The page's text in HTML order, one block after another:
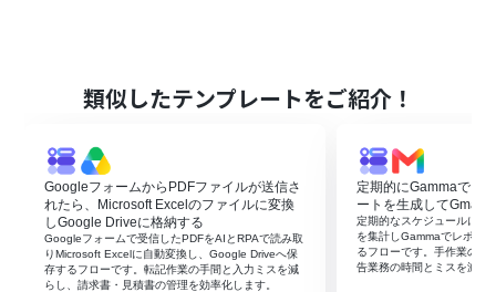
■フローボットの流れ
はじめに、CloudConvert、Dropbox、Google Drive、
GoogleフォームをYoomと連携します。
次に、トリガーでGoogleフォームを選択し、「フォーム
に回答が送信されたら」というアクションを設定します。
次に、オペレーションでGoogle Driveの「ファイルをダ
ウンロードする」アクションを設定し、フォームに添付さ
れたPNGファイルをダウンロードします。
類似したテンプレートをご紹介！
GoogleフォームからPDFファイルが送信さ
れたら、Microsoft Excelのファイルに変換
しGoogle Driveに格納する
Googleフォームで受信したPDFをAIとRPAで読み取
りMicrosoft Excelに自動変換し、Google Driveへ保
存するフローです。転記作業の手間と入力ミスを減
らし、請求書・見積書の管理を効率化します。
定期的にGammaでフ
ートを生成してGmail
定期的なスケジュールに合
を集計しGammaでレポー
るフローです。手作業の集
告業務の時間とミスを減ら